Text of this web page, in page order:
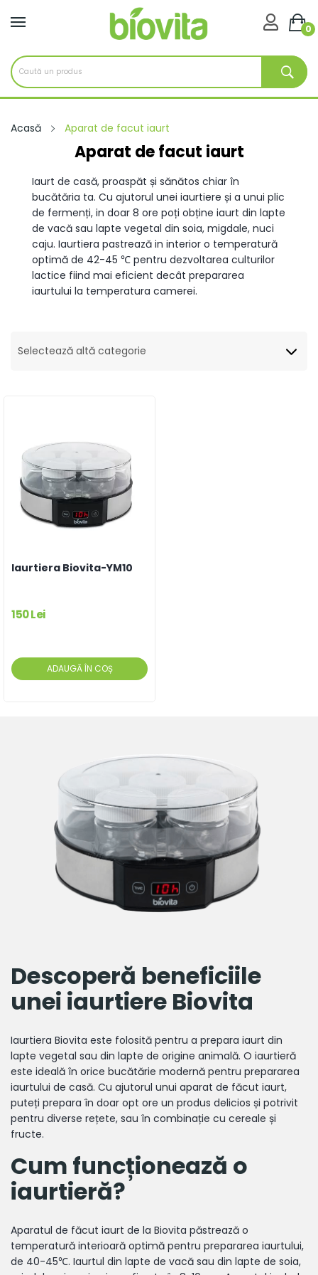
0

Acasă Aparat de facut iaurt
Aparat de facut iaurt
Iaurt de casă, proaspăt și sănătos chiar în
bucătăria ta. Cu ajutorul unei iaurtiere și a unui plic
de fermenți, in doar 8 ore poți obține iaurt din lapte
de vacă sau lapte vegetal din soia, migdale, nuci
caju. Iaurtiera pastrează in interior o temperatură
optimă de 42-45 ℃ pentru dezvoltarea culturilor
lactice fiind mai eficient decât prepararea
iaurtului la temperatura camerei.
Selectează altă categorie
Iaurtiera Biovita-YM10
150 Lei
ADAUGĂ ÎN COȘ
Descoperă beneficiile
unei iaurtiere Biovita
Iaurtiera Biovita este folosită pentru a prepara iaurt din
lapte vegetal sau din lapte de origine animală. O iaurtieră
este ideală în orice bucătărie modernă pentru prepararea
iaurtului de casă. Cu ajutorul unui aparat de făcut iaurt,
puteți prepara în doar opt ore un produs delicios și potrivit
pentru diverse rețete, sau în combinație cu cereale și
fructe.
Cum funcționează o
iaurtieră?
Aparatul de făcut iaurt de la Biovita păstrează o
temperatură interioară optimă pentru prepararea iaurtului,
de 40-45℃. Iaurtul din lapte de vacă sau din lapte de soia,